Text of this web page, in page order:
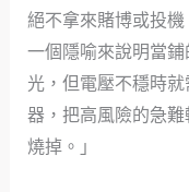
絕不拿來賭博或投
一個隱喻來說明當
光，但電壓不穩時
器，把高風險的急
燒掉。」